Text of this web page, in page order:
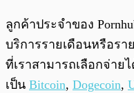
ลูกค้าประจำของ
บริการรายเดือนหรือรา
ที่เราสามารถเลือกจ่าย
เป็น Bitcoin, Dogecoin,